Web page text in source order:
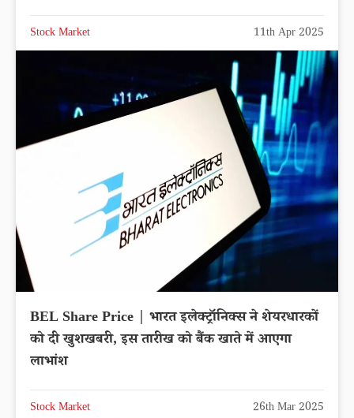
Stock Market 11th Apr 2025
BEL Share Price | भारत इलेक्ट्रॉनिक्स ने शेयरधारकों
को दी खुशखबरी, इस तारीख को बैंक खाते में आएगा
लाभांश
Stock Market 26th Mar 2025